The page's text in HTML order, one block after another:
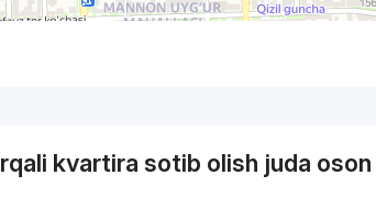
kvartira sotib olish juda oson